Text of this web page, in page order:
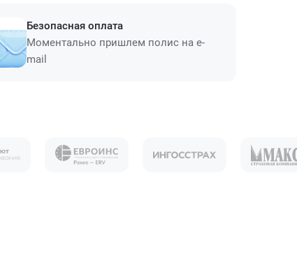
Безопасная оплата
Моментально пришлем полис на e-
mail